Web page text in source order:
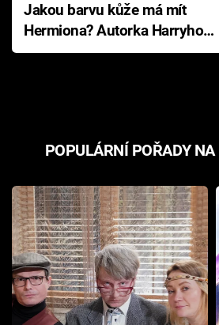
Jakou barvu kůže má mít
Hermiona? Autorka Harryho
Pottera přišla s ráznou
POPULÁRNÍ POŘADY